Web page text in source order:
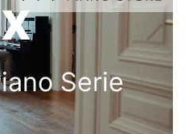
Serie